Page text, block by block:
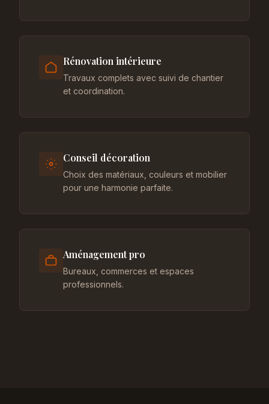
Rénovation intérieure
Travaux complets avec suivi de chantier
et coordination.
Conseil décoration
Choix des matériaux, couleurs et mobilier
pour une harmonie parfaite.
Aménagement pro
Bureaux, commerces et espaces
professionnels.